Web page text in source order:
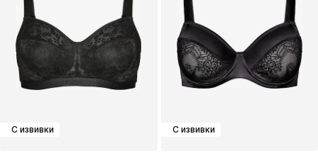
С извивки С извивки